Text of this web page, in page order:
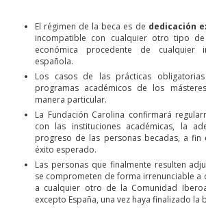
El régimen de la beca es de dedicación
incompatible con cualquier otro tipo
económica procedente de cualquier
española.
Los casos de las prácticas
programas académicos de los
manera particular.
La Fundación Carolina confirmará
con las instituciones académicas, la
progreso de las personas becadas, a fin
éxito esperado.
Las personas que finalmente resulten
se comprometen de forma irrenunciable a
a cualquier otro de la Comunidad
excepto España, una vez haya finalizado la